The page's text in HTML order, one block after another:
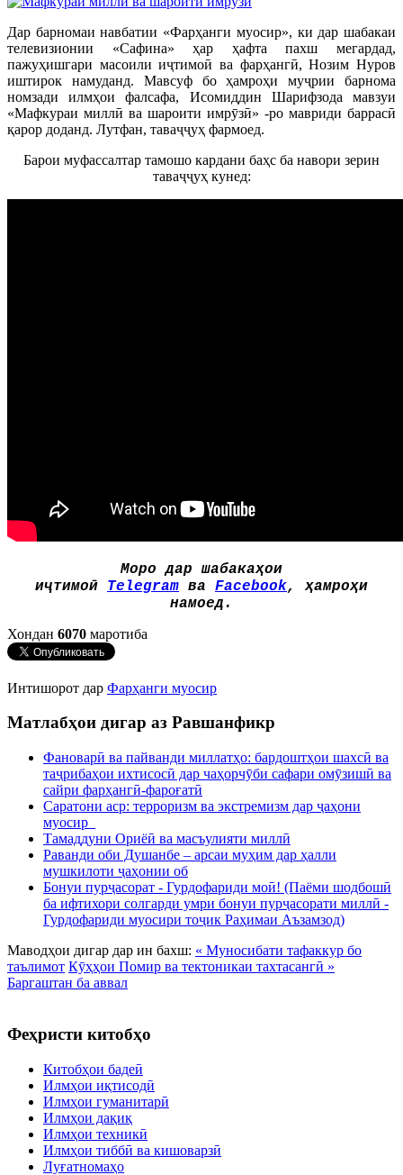
Дар барномаи навбатии «Фарҳанги муосир», ки дар шабакаи
телевизионии «Сафина» ҳар ҳафта пахш мегардад,
пажуҳишгари масоили иҷтимоӣ ва фарҳангӣ, Нозим Нуров
иштирок намуданд. Мавсуф бо ҳамроҳи муҷрии барнома
номзади илмҳои фалсафа, Исомиддин Шарифзода мавзуи
«Мафкураи миллӣ ва шароити имрӯзӣ» -ро мавриди баррасӣ
қарор доданд. Лутфан, таваҷҷуҳ фармоед.
Барои муфассалтар тамошо кардани баҳс ба навори зерин
таваҷҷуҳ кунед:
Моро дар шабакаҳои
иҷтимоӣ Telegram ва Facebook, ҳамроҳи
намоед.
Хондан 6070 маротиба
Интишорот дар Фарҳанги муосир
Матлабҳои дигар аз Равшанфикр
Фановарӣ ва пайванди миллатҳо: бардоштҳои шахсӣ ва
таҷрибаҳои ихтисосӣ дар чаҳорчӯби сафари омӯзишӣ ва
сайри фарҳангӣ-фароғатӣ
Саратони аср: терроризм ва экстремизм дар ҷаҳони
муосир
Тамаддуни Ориёӣ ва масъулияти миллӣ
Раванди оби Душанбе – арсаи муҳим дар ҳалли
мушкилоти ҷаҳонии об
Бонуи пурҷасорат - Гурдофариди моӣ! (Паёми шодбошӣ
ба ифтихори солгарди умри бонуи пурҷасорати миллӣ -
Гурдофариди муосири тоҷик Раҳимаи Аъзамзод)
Маводҳои дигар дар ин бахш: « Муносибати тафаккур бо
таълимот Кӯҳҳои Помир ва тектоникаи тахтасангӣ »
Баргаштан ба аввал
Феҳристи китобҳо
Китобҳои бадеӣ
Илмҳои иқтисодӣ
Илмҳои гуманитарӣ
Илмҳои дақиқ
Илмҳои техникӣ
Илмҳои тиббӣ ва кишоварзӣ
Луғатномаҳо